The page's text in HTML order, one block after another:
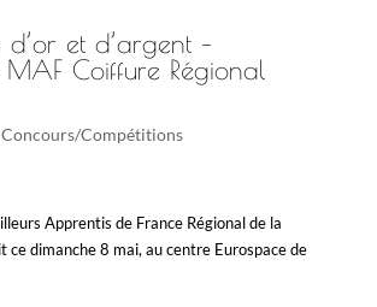
et d’argent –
Coiffure Régional
Concours/Compétitions
Apprentis de France Régional de la
ce dimanche 8 mai, au centre Eurospace de